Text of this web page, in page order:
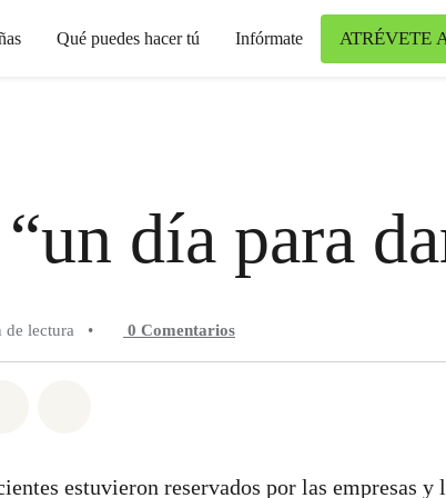
Qué puedes hacer tú Infórmate ATRÉVETE
día para
de lectura • 0 Comentarios
estuvieron reservados por las empresas y